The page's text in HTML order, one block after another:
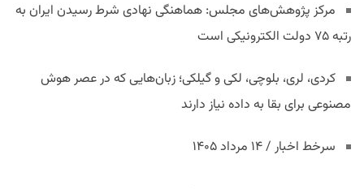
مرکز پژوهش‌های مجلس: هماهنگی نهادی شرط رسیدن ایران به
رتبه ۷۵ دولت الکترونیکی است
کردی، لری، بلوچی، لکی و گیلکی؛ زبان‌هایی که در عصر هوش
مصنوعی برای بقا به داده نیاز دارند
سرخط اخبار / ۱۴ مرداد ۱۴۰۵